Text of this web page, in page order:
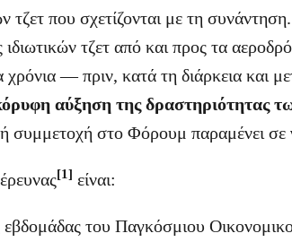
τζετ που σχετίζονται με τη
ιδιωτικών τζετ από και προς τα
χρόνια — πριν, κατά τη διάρκεια και
αύξηση της δραστηριότητας
συμμετοχή στο Φόρουμ παραμένει σε
[1] είναι:
εβδομάδας του Παγκόσμιου